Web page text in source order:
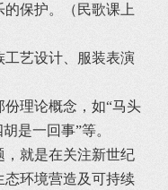
保护。（民歌课上
艺设计、服装表演
理论概念，如“马头
是一回事”等。
就是在关注新世纪
环境营造及可持续